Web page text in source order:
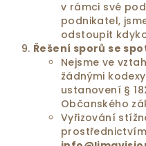
v rámci své
podnikatel,
odstoupit
Řešení sporů se
Nejsme ve
žádnými
ustanovení §
Občanského
Vyřizování